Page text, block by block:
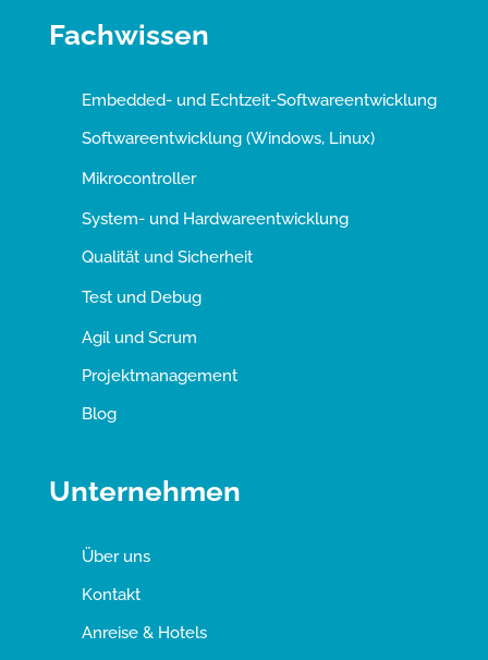
Fachwissen
Embedded- und Echtzeit-Softwareentwicklung
Softwareentwicklung (Windows, Linux)
Mikrocontroller
System- und Hardwareentwicklung
Qualität und Sicherheit
Test und Debug
Agil und Scrum
Projektmanagement
Blog
Unternehmen
Über uns
Kontakt
Anreise & Hotels